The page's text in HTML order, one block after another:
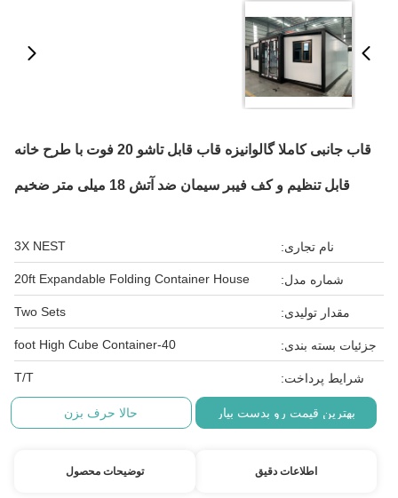
قاب جانبی کاملا گالوانیزه قاب قابل تاشو 20 فوت با طرح خانه
قابل تنظیم و کف فیبر سیمان ضد آتش 18 میلی متر ضخیم
نام تجاری: 3X NEST
شماره مدل: 20ft Expandable Folding Container House
مقدار تولیدی: Two Sets
جزئیات بسته بندی: 40-foot High Cube Container
شرایط پرداخت: T/T
بهترین قیمت رو بدست بیار حالا حرف بزن
اطلاعات دقیق توضیحات محصول